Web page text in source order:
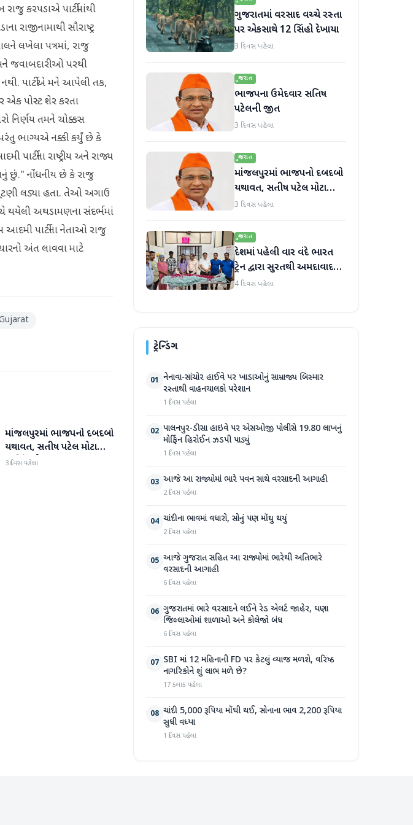
કરપડાએ પાર્ટીમાંથી
રાજીનામાથી સૌરાષ્ટ્ર
લખેલા પત્રમાં, રાજુ
જવાબદારીઓ પરથી
પાર્ટીએ મને આપેલી તક,
એક પોસ્ટ શેર કરતા
નિર્ણય તમને ચોક્કસ
ભાગ્યએ નક્કી કર્યું છે કે
રાષ્ટ્રીય અને રાજ્ય
છું." નોંધનીય છે કે રાજુ
લડ્યા હતા. તેઓ અગાઉ
થયેલી અથડામણના સંદર્ભમાં
પાર્ટીના નેતાઓ રાજુ
અંત લાવવા માટે
ગુજરાત
માંજલપુરમાં ભાજપનો દબદબો
યથાવત, સતીષ પટેલ મોટા
માર્જિનથી આગળ
3 દિવસ પહેલા
ગુજરાતમાં વરસાદ વચ્ચે રસ્તા
પર એકસાથે 12 સિંહો દેખાયા
3 દિવસ પહેલા
ગુજરાત
ભાજપના ઉમેદવાર સતિષ
પટેલની જીત
3 દિવસ પહેલા
ગુજરાત
માંજલપુરમાં ભાજપનો દબદબો
યથાવત, સતીષ પટેલ મોટા
માર્જિનથી આગળ
3 દિવસ પહેલા
ગુજરાત
દેશમાં પહેલી વાર વંદે ભારત
ટ્રેન દ્વારા સુરતથી અમદાવાદ
હૃદય પહોંચાડવામાં આવ્યું
4 દિવસ પહેલા
ટ્રેન્ડિંગ
01 નેનાવા-સાંચોર હાઈવે પર ખાડાઓનું સામ્રાજ્ય બિસ્માર
રસ્તાથી વાહનચાલકો પરેશાન
1 દિવસ પહેલા
02 પાલનપુર-ડીસા હાઇવે પર એસઓજી પોલીસે 19.80 લાખનું
મોર્ફિન હિરોઈન ઝડપી પાડ્યું
1 દિવસ પહેલા
03 આજે આ રાજ્યોમાં ભારે પવન સાથે વરસાદની આગાહી
2 દિવસ પહેલા
04 ચાંદીના ભાવમાં વધારો, સોનું પણ મોંઘુ થયું
2 દિવસ પહેલા
05 આજે ગુજરાત સહિત આ રાજ્યોમાં ભારેથી અતિભારે
વરસાદની આગાહી
6 દિવસ પહેલા
06 ગુજરાતમાં ભારે વરસાદને લઈને રેડ એલર્ટ જાહેર, ઘણા
જિલ્લાઓમાં શાળાઓ અને કોલેજો બંધ
6 દિવસ પહેલા
07 SBI માં 12 મહિનાની FD પર કેટલું વ્યાજ મળશે, વરિષ્ઠ
નાગરિકોને શું લાભ મળે છે?
17 કલાક પહેલા
08 ચાંદી 5,000 રૂપિયા મોંઘી થઈ, સોનાના ભાવ 2,200 રૂપિયા
સુધી વધ્યા
1 દિવસ પહેલા